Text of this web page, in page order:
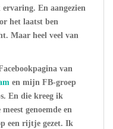
En aangezien
het laatst ben
Maar heel veel van
van
en mijn FB-groep
En die kreeg ik
genoemde en
een rijtje gezet. Ik